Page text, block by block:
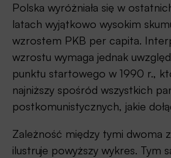
Polska wyróżniała się w
latach wyjątkowo wysokim
wzrostem PKB per capita.
wzrostu wymaga jednak
punktu startowego w 1990 r.,
najniższy spośród wszystkich
postkomunistycznych, jakie
Zależność między tymi dwoma
ilustruje powyższy wykres. Tym